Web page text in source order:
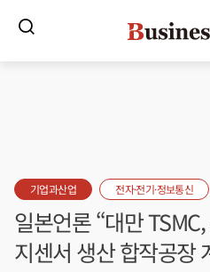
기업과산업 전자·전기·정보통신
일본언론 “대만
지센서 생산 합작공장